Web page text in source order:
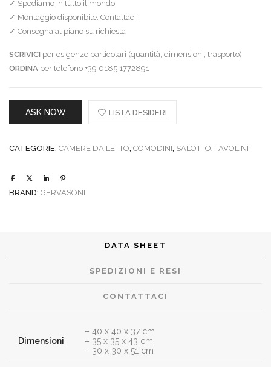
✓ Spediamo in tutto il mondo
✓ Montaggio disponibile. Contattaci!
✓ Consegna al piano su richiesta
SCRIVICI per esigenze particolari (quantità, dimensioni, trasporto)
ORDINA per telefono +39 0185 1772891
ASK NOW LISTA DESIDERI
CATEGORIE: CAMERE DA LETTO, COMODINI, SALOTTO, TAVOLINI
BRAND: GERVASONI
DATA SHEET
SPEDIZIONI E RESI
CONTATTACI
Dimensioni
– 40 x 40 x 37 cm
– 35 x 35 x 43 cm
– 30 x 30 x 51 cm